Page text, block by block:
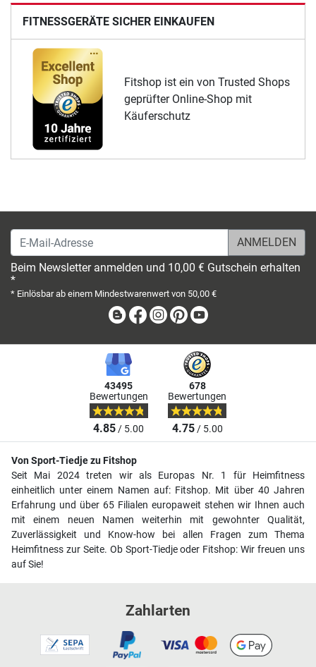
FITNESSGERÄTE SICHER EINKAUFEN
Fitshop ist ein von Trusted Shops
geprüfter Online-Shop mit
Käuferschutz
E-Mail-Adresse
Beim Newsletter anmelden und 10,00 € Gutschein erhalten
*
* Einlösbar ab einem Mindestwarenwert von 50,00 €
BlogFacebook
Instagram
Pinterest
43495
Bewertungen
4.85/ 5.00
678
Bewertungen
4.75/ 5.00
Von Sport-Tiedje zu Fitshop
Seit Mai 2024 treten wir als Europas Nr. 1 für Heimfitness
einheitlich unter einem Namen auf: Fitshop. Mit über 40 Jahren
Erfahrung und über 65 Filialen europaweit stehen wir Ihnen auch
mit einem neuen Namen weiterhin mit gewohnter Qualität,
Zuverlässigkeit und Know-how bei allen Fragen zum Thema
Heimfitness zur Seite. Ob Sport-Tiedje oder Fitshop: Wir freuen uns
auf Sie!
Zahlarten